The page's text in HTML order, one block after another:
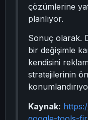
çözümlerine
planlıyor.
Sonuç olarak.
bir değişimle
kendisini
stratejilerinin
Kaynak: